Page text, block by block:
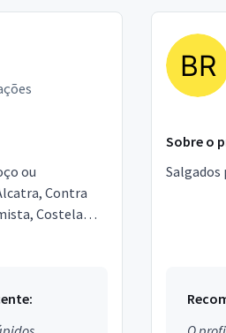
ou
Contra
Costela
Sobre o
Salgados